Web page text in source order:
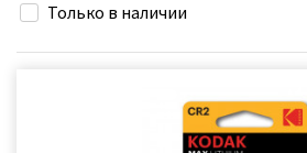
Только в наличии